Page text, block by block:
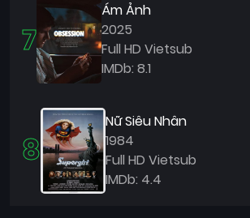
7
Ám Ảnh
2025
Full HD Vietsub
IMDb: 8.1
8
Nữ Siêu Nhân
1984
Full HD Vietsub
IMDb: 4.4